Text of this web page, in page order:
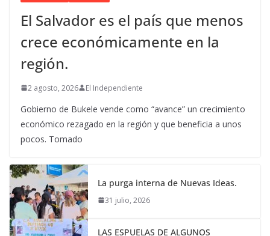
El Salvador es el país que menos
crece económicamente en la
región.
2 agosto, 2026 El Independiente
Gobierno de Bukele vende como “avance” un crecimiento
económico rezagado en la región y que beneficia a unos
pocos. Tomado
La purga interna de Nuevas Ideas.
31 julio, 2026
LAS ESPUELAS DE ALGUNOS